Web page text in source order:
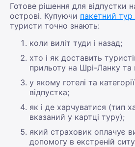
Готове рішення для відпустки
острові. Купуючи пакетний
туристи точно знають:
коли виліт туди і назад;
хто і як доставить
прильоту на Шрі-Ланку та
у якому готелі та
відпустка;
як і де харчуватися (тип
вказаний у картці туру);
який страховик оплачує
допомогу в екстреній